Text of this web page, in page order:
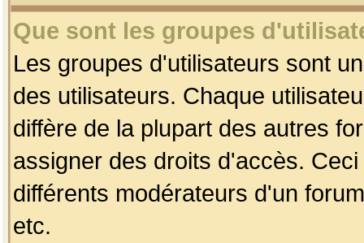
Que sont les groupes
Les groupes d'utilisateurs sont
des utilisateurs. Chaque
diffère de la plupart des autres
assigner des droits d'accès.
différents modérateurs d'un
etc.